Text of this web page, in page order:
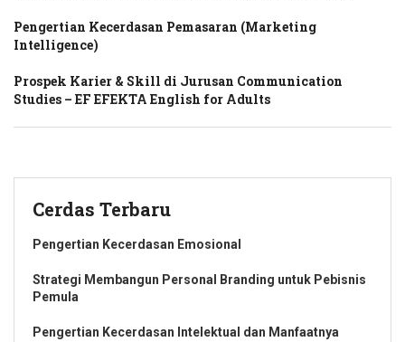
Pengertian Kecerdasan Pemasaran (Marketing
Intelligence)
Prospek Karier & Skill di Jurusan Communication
Studies – EF EFEKTA English for Adults
Cerdas Terbaru
Pengertian Kecerdasan Emosional
Strategi Membangun Personal Branding untuk Pebisnis
Pemula
Pengertian Kecerdasan Intelektual dan Manfaatnya